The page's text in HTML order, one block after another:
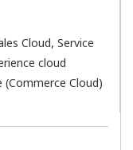
Cloud, Service
cloud
(Commerce Cloud)